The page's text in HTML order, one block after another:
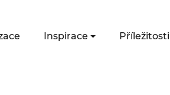
Inspirace Příležitosti